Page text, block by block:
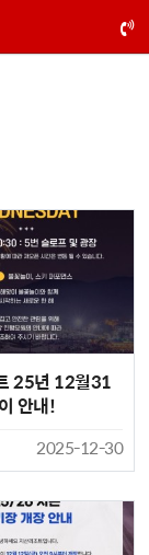
25년 12월31
안내!
2025-12-30